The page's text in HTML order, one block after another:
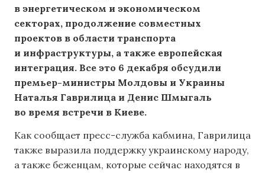
в энергетическом и экономическом
секторах, продолжение совместных
проектов в области транспорта
и инфраструктуры, а также европейская
интеграция. Все это 6 декабря обсудили
премьер-министры Молдовы и Украины
Наталья Гаврилица и Денис Шмыгаль
во время встречи в Киеве.
Как сообщает пресс-служба кабмина, Гаврилица
также выразила поддержку украинскому народу,
а также беженцам, которые сейчас находятся в